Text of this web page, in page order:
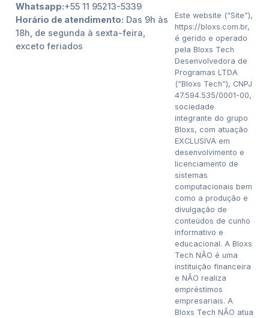
Whatsapp:+55 11 95213-5339
Horário de atendimento: Das 9h às
18h, de segunda à sexta-feira,
exceto feriados
Este website (“Site”),
https://bloxs.com.br,
é gerido e operado
pela Bloxs Tech
Desenvolvedora de
Programas LTDA
(“Bloxs Tech”), CNPJ
47.594.535/0001-00,
sociedade
integrante do grupo
Bloxs, com atuação
EXCLUSIVA em
desenvolvimento e
licenciamento de
sistemas
computacionais bem
como a produção e
divulgação de
conteúdos de cunho
informativo e
educacional. A Bloxs
Tech NÃO é uma
instituição financeira
e NÃO realiza
empréstimos
empresariais. A
Bloxs Tech NÃO atua